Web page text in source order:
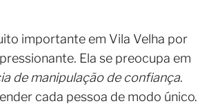
importante em Vila Velha por
Ela se preocupa em
de manipulação de confiança.
cada pessoa de modo único.